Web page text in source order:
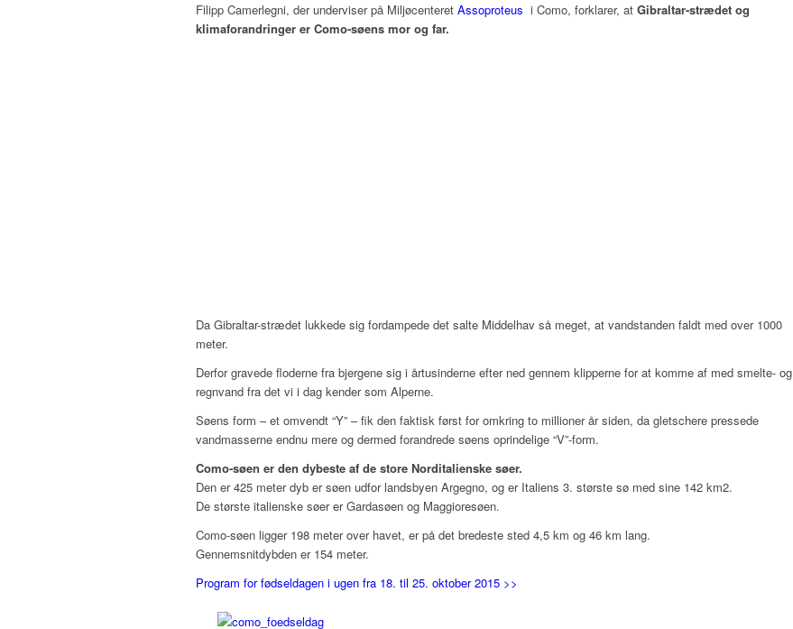
Filipp Camerlegni, der underviser på Miljøcenteret Assoproteus i Como, forklarer, at Gibraltar-strædet og
klimaforandringer er Como-søens mor og far.
Da Gibraltar-strædet lukkede sig fordampede det salte Middelhav så meget, at vandstanden faldt med over 1000
meter.
Derfor gravede floderne fra bjergene sig i årtusinderne efter ned gennem klipperne for at komme af med smelte- og
regnvand fra det vi i dag kender som Alperne.
Søens form – et omvendt “Y” – fik den faktisk først for omkring to millioner år siden, da gletschere pressede
vandmasserne endnu mere og dermed forandrede søens oprindelige “V”-form.
Como-søen er den dybeste af de store Norditalienske søer.
Den er 425 meter dyb er søen udfor landsbyen Argegno, og er Italiens 3. største sø med sine 142 km2.
De største italienske søer er Gardasøen og Maggioresøen.
Como-søen ligger 198 meter over havet, er på det bredeste sted 4,5 km og 46 km lang.
Gennemsnitdybden er 154 meter.
Program for fødseldagen i ugen fra 18. til 25. oktober 2015 >>